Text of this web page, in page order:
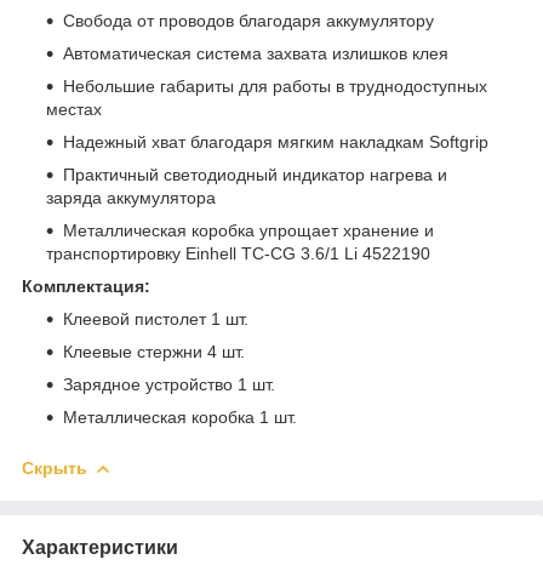
Свобода от проводов благодаря аккумулятору
Автоматическая система захвата излишков клея
Небольшие габариты для работы в труднодоступных
местах
Надежный хват благодаря мягким накладкам Softgrip
Практичный светодиодный индикатор нагрева и
заряда аккумулятора
Металлическая коробка упрощает хранение и
транспортировку Einhell TC-CG 3.6/1 Li 4522190
Комплектация:
Клеевой пистолет 1 шт.
Клеевые стержни 4 шт.
Зарядное устройство 1 шт.
Металлическая коробка 1 шт.
Скрыть
Характеристики